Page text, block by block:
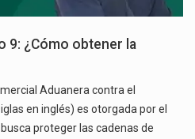
9: ¿Cómo obtener la
Aduanera contra el
en inglés) es otorgada por el
proteger las cadenas de